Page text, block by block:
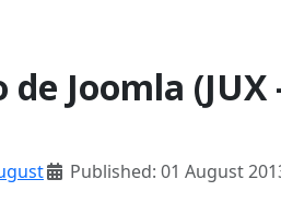
Joomla (JUX
Published: 01 August